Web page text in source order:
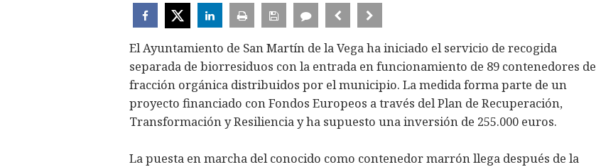
El Ayuntamiento de San Martín de la Vega ha iniciado el servicio de recogida
separada de biorresiduos con la entrada en funcionamiento de 89 contenedores de
fracción orgánica distribuidos por el municipio. La medida forma parte de un
proyecto financiado con Fondos Europeos a través del Plan de Recuperación,
Transformación y Resiliencia y ha supuesto una inversión de 255.000 euros.
La puesta en marcha del conocido como contenedor marrón llega después de la